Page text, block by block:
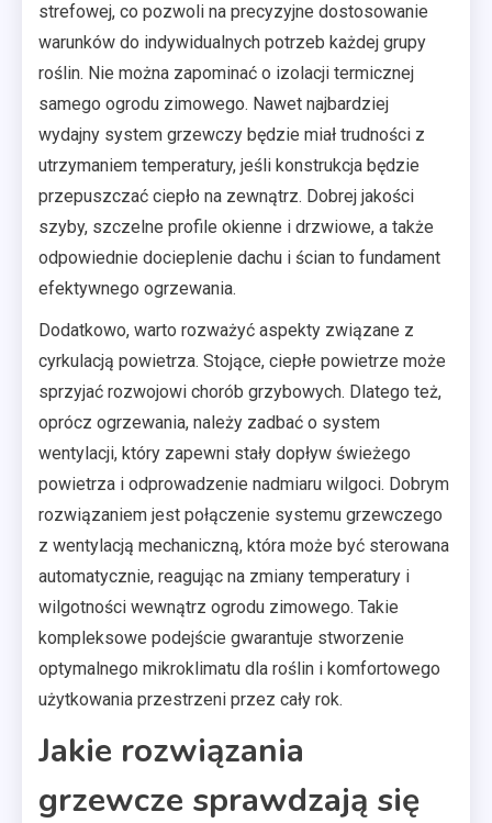
strefowej, co pozwoli na precyzyjne dostosowanie
warunków do indywidualnych potrzeb każdej grupy
roślin. Nie można zapominać o izolacji termicznej
samego ogrodu zimowego. Nawet najbardziej
wydajny system grzewczy będzie miał trudności z
utrzymaniem temperatury, jeśli konstrukcja będzie
przepuszczać ciepło na zewnątrz. Dobrej jakości
szyby, szczelne profile okienne i drzwiowe, a także
odpowiednie docieplenie dachu i ścian to fundament
efektywnego ogrzewania.
Dodatkowo, warto rozważyć aspekty związane z
cyrkulacją powietrza. Stojące, ciepłe powietrze może
sprzyjać rozwojowi chorób grzybowych. Dlatego też,
oprócz ogrzewania, należy zadbać o system
wentylacji, który zapewni stały dopływ świeżego
powietrza i odprowadzenie nadmiaru wilgoci. Dobrym
rozwiązaniem jest połączenie systemu grzewczego
z wentylacją mechaniczną, która może być sterowana
automatycznie, reagując na zmiany temperatury i
wilgotności wewnątrz ogrodu zimowego. Takie
kompleksowe podejście gwarantuje stworzenie
optymalnego mikroklimatu dla roślin i komfortowego
użytkowania przestrzeni przez cały rok.
Jakie rozwiązania
grzewcze sprawdzają się